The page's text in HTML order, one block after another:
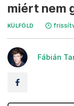
miért nem
KÜLFÖLD
Fábián